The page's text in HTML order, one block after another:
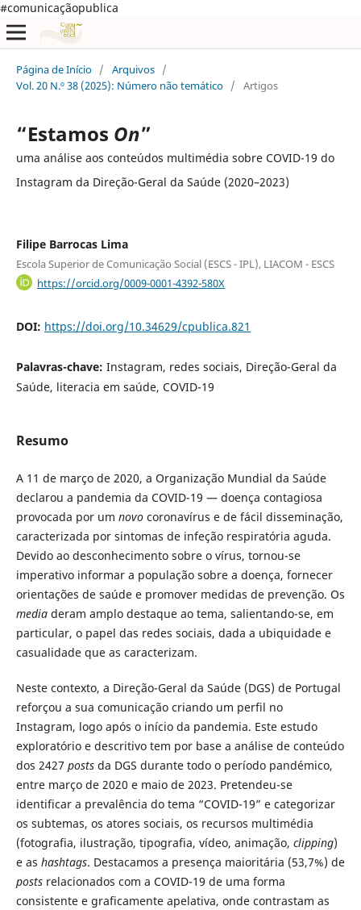
#comunicaçãopublica
Página de Início / Arquivos /
Vol. 20 N.º 38 (2025): Número não temático / Artigos
“Estamos On”
uma análise aos conteúdos multimédia sobre COVID-19 do
Instagram da Direção-Geral da Saúde (2020–2023)
Filipe Barrocas Lima
Escola Superior de Comunicação Social (ESCS - IPL), LIACOM - ESCS
https://orcid.org/0009-0001-4392-580X
DOI: https://doi.org/10.34629/cpublica.821
Palavras-chave: Instagram, redes sociais, Direção-Geral da
Saúde, literacia em saúde, COVID-19
Resumo
A 11 de março de 2020, a Organização Mundial da Saúde
declarou a pandemia da COVID-19 — doença contagiosa
provocada por um novo coronavírus e de fácil disseminação,
caracterizada por sintomas de infeção respiratória aguda.
Devido ao desconhecimento sobre o vírus, tornou-se
imperativo informar a população sobre a doença, fornecer
orientações de saúde e promover medidas de prevenção. Os
mediaderam amplo destaque ao tema, salientando-se, em
particular, o papel das redes sociais, dada a ubiquidade e
casualidade que as caracterizam.
Neste contexto, a Direção-Geral da Saúde (DGS) de Portugal
reforçou a sua comunicação criando um perfil no
Instagram, logo após o início da pandemia. Este estudo
exploratório e descritivo tem por base a análise de conteúdo
dos 2427 postsda DGS durante todo o período pandémico,
entre março de 2020 e maio de 2023. Pretendeu-se
identificar a prevalência do tema “COVID-19” e categorizar
os subtemas, os atores sociais, os recursos multimédia
(fotografia, ilustração, tipografia, vídeo, animação, clipping)
e as hashtags. Destacamos a presença maioritária (53,7%) de
postsrelacionados com a COVID-19 de uma forma
consistente e graficamente apelativa, onde contrastam as